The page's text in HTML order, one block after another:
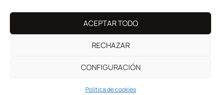
ACEPTAR TODO
RECHAZAR
CONFIGURACIÓN
Política de cookies
¡COMPARTE CON NOSOTROS!
Youareourinspiration#Longwellprofessional
Web porFreshCommerce